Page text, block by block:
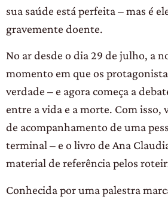
sua saúde está perfeita – mas é
gravemente doente.
No ar desde o dia 29 de julho, a
momento em que os
verdade – e agora começa a
entre a vida e a morte. Com isso,
de acompanhamento de uma
terminal – e o livro de Ana
material de referência pelos
Conhecida por uma palestra